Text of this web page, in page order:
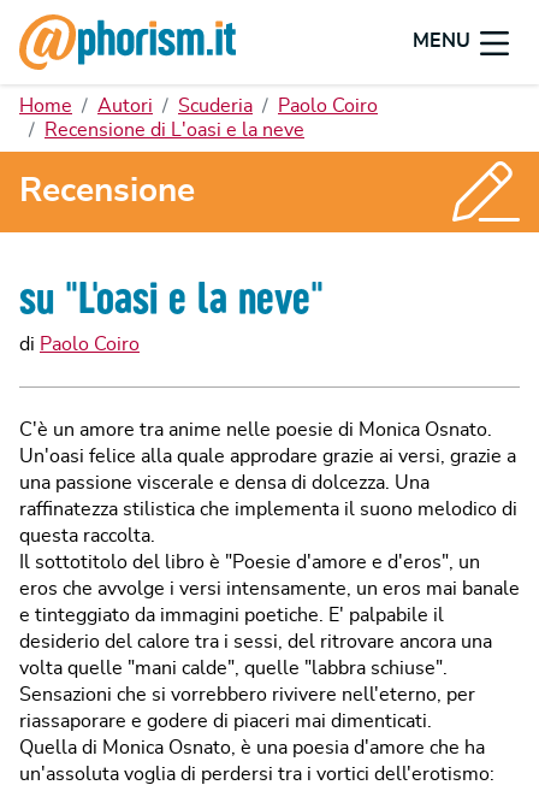
MENU
Home Autori Scuderia
Paolo Coiro
Recensione di L'oasi e la neve
Recensione
su "L'oasi e la neve"
di Paolo Coiro
C'è un amore tra anime nelle poesie di Monica Osnato.
Un'oasi felice alla quale approdare grazie ai versi, grazie a
una passione viscerale e densa di dolcezza. Una
raffinatezza stilistica che implementa il suono melodico di
questa raccolta.
Il sottotitolo del libro è "Poesie d'amore e d'eros", un
eros che avvolge i versi intensamente, un eros mai banale
e tinteggiato da immagini poetiche. E' palpabile il
desiderio del calore tra i sessi, del ritrovare ancora una
volta quelle "mani calde", quelle "labbra schiuse".
Sensazioni che si vorrebbero rivivere nell'eterno, per
riassaporare e godere di piaceri mai dimenticati.
Quella di Monica Osnato, è una poesia d'amore che ha
un'assoluta voglia di perdersi tra i vortici dell'erotismo: